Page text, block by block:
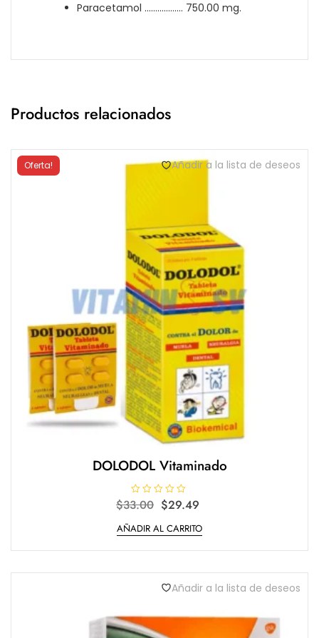
Paracetamol ……………… 750.00 mg.
Productos relacionados
Oferta! Añadir a la lista de deseos
DOLODOL Vitaminado
V
a
o
r
d
$33.00 Original
was:
$33.00.
$29.49
$29.49.
AÑADIR AL CARRITO
Añadir a la lista de deseos